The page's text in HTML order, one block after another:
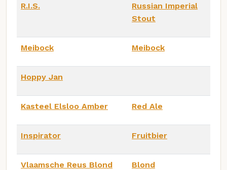
R.I.S.
Russian Imperial
Stout
Meibock Meibock
Hoppy Jan
Kasteel Elsloo Amber Red Ale
Inspirator Fruitbier
Vlaamsche Reus Blond Blond